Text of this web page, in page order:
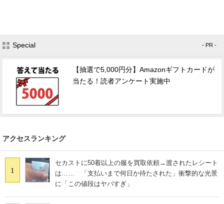
Special - PR -
【抽選で5,000円分】Amazonギフトカードが
当たる！読者アンケート実施中
アクセスランキング
1
セカストに50着以上の服を買取依頼→渡されたレシート
は…… 「支払いまで何日か待たされた」衝撃的な光景
に「この値段はヤバすぎ」